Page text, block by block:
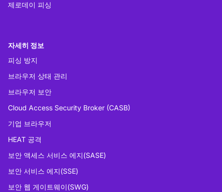
제로데이 피싱
자세히 정보
피싱 방지
브라우저 상태 관리
브라우저 보안
Cloud Access Security Broker (CASB)
기업 브라우저
HEAT 공격
보안 액세스 서비스 에지(SASE)
보안 서비스 에지(SSE)
보안 웹 게이트웨이(SWG)